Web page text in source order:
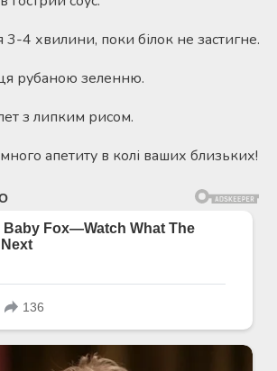
4 хвилини, поки білок не застигне.
рубаною зеленню.
з липким рисом.
апетиту в колі ваших близьких!